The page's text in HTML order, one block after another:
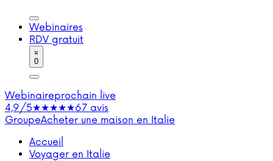
Webinaires
RDV gratuit
0
Webinaireprochain live
4,9/5★★★★★67 avis
GroupeAcheter une maison en Italie
Accueil
Voyager en Italie